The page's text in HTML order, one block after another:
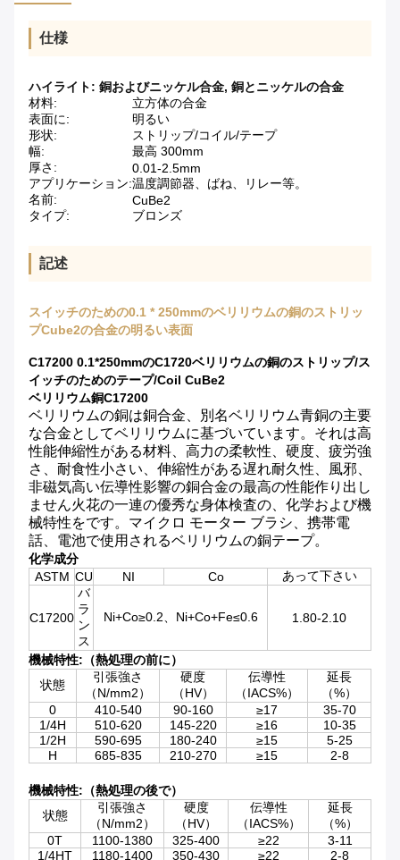
仕様
ハイライト: 銅およびニッケル合金, 銅とニッケルの合金
材料:
立方体の合金
表面に:
明るい
形状:
ストリップ/コイル/テープ
幅:
最高 300mm
厚さ:
0.01-2.5mm
アプリケーション:温度調節器、ばね、リレー等。
名前:
CuBe2
タイプ:
ブロンズ
記述
スイッチのための0.1 * 250mmのベリリウムの銅のストリッ
プCube2の合金の明るい表面
C17200 0.1*250mmのC1720ベリリウムの銅のストリップ/ス
イッチのためのテープ/Coil CuBe2
ベリリウム銅C17200
ベリリウムの銅は銅合金、別名ベリリウム青銅の主要
な合金としてベリリウムに基づいています。それは高
性能伸縮性がある材料、高力の柔軟性、硬度、疲労強
さ、耐食性小さい、伸縮性がある遅れ耐久性、風邪、
非磁気高い伝導性影響の銅合金の最高の性能作り出し
ません火花の一連の優秀な身体検査の、化学および機
械特性をです。マイクロ モーター ブラシ、携帯電
話、電池で使用されるベリリウムの銅テープ。
化学成分
ASTM CU NI Co あって下さい
C17200
バ
ラ
ン
ス
Ni+Co≥0.2、Ni+Co+Fe≤0.6 1.80-2.10
機械特性:（熱処理の前に）
状態
引張強さ
（N/mm2）
硬度
（HV）
伝導性
（IACS%）
延長
（%）
0
410-540 90-160 ≥17
35-70
1/4H
510-620 145-220 ≥16
10-35
1/2H
590-695 180-240 ≥15
5-25
H
685-835 210-270 ≥15 2-8
機械特性:（熱処理の後で）
状態
引張強さ
（N/mm2）
硬度
（HV）
伝導性
（IACS%）
延長
（%）
0T
1100-1380 325-400 ≥22
3-11
1/4HT
1180-1400 350-430 ≥22 2-8